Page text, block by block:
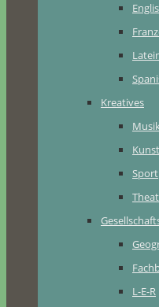
Kreatives
Kunst
Sport
L-E-R